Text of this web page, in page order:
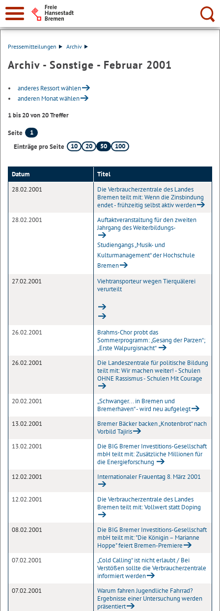
Suche:
Pressemitteilungen Archiv
Archiv - Sonstige - Februar 2001
anderes Ressort wählen
anderen Monat wählen
1 bis 20 von 20 Treffer
Seite
1
Einträge pro Seite
10 20 50 100
Datum
Titel
28.02.2001
Die Verbraucherzentrale des Landes
Bremen teilt mit: Wenn die Zinsbindung
endet - frühzeitig selbst aktiv werden
28.02.2001
Auftaktveranstaltung für den zweiten
Jahrgang des Weiterbildungs-
Studiengangs „Musik- und
Kulturmanagement“ der Hochschule
Bremen
27.02.2001
Viehtransporteur wegen Tierquälerei
verurteilt
26.02.2001
Brahms-Chor probt das
Sommerprogramm: „Gesang der Parzen“;
„Erste Walpurgisnacht“
26.02.2001
Die Landeszentrale für politische Bildung
teilt mit: Wir machen weiter! - Schulen
OHNE Rassismus - Schulen Mit Courage
20.02.2001
„Schwanger... in Bremen und
Bremerhaven“ - wird neu aufgelegt
13.02.2001
Bremer Bäcker backen „Knotenbrot“ nach
Vorbild Tajiris
13.02.2001
Die BIG Bremer Investitions-Gesellschaft
mbH teilt mit: Zusätzliche Millionen für
die Energieforschung
12.02.2001
Internationaler Frauentag 8. März 2001
12.02.2001
Die Verbraucherzentrale des Landes
Bremen teilt mit: Vollwert statt Doping
08.02.2001
Die BIG Bremer Investitions-Gesellschaft
mbH teilt mit: "Die Königin – Marianne
Hoppe" feiert Bremen-Premiere
07.02.2001
„Cold Calling“ ist nicht erlaubt / Bei
Verstößen sollte die Verbraucherzentrale
informiert werden
07.02.2001
Warum fahren Jugendliche Fahrrad?
Ergebnisse einer Untersuchung werden
präsentiert